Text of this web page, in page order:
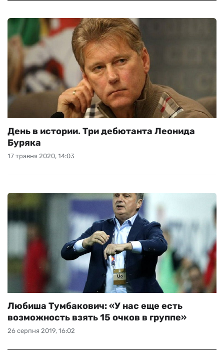
17 травня 2020, 14:03
День в истории. Три дебютанта Леонида
Буряка
26 серпня 2019, 16:02
Любиша Тумбакович: «У нас еще есть
возможность взять 15 очков в группе»